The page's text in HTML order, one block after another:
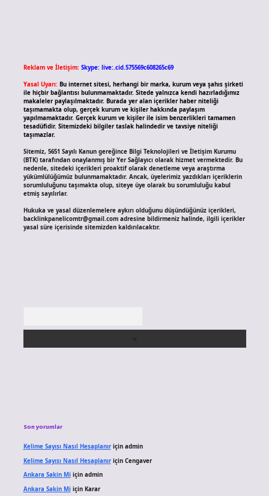
Reklam ve İletişim: Skype: live:.cid.575569c608265c69
Yasal Uyarı: Bu internet sitesi, herhangi bir marka, kurum veya şahıs şirketi
ile hiçbir bağlantısı bulunmamaktadır. Sitede yalnızca kendi hazırladığımız
makaleler paylaşılmaktadır. Burada yer alan içerikler haber niteliği
taşımamakta olup, gerçek kurum ve kişiler hakkında paylaşım
yapılmamaktadır. Gerçek kurum ve kişiler ile isim benzerlikleri tamamen
tesadüfidir. Sitemizdeki bilgiler taslak halindedir ve tavsiye niteliği
taşımazlar.
Sitemiz, 5651 Sayılı Kanun gereğince Bilgi Teknolojileri ve İletişim Kurumu
(BTK) tarafından onaylanmış bir Yer Sağlayıcı olarak hizmet vermektedir. Bu
nedenle, sitedeki içerikleri proaktif olarak denetleme veya araştırma
yükümlülüğümüz bulunmamaktadır. Ancak, üyelerimiz yazdıkları içeriklerin
sorumluluğunu taşımakta olup, siteye üye olarak bu sorumluluğu kabul
etmiş sayılırlar.
Hukuka ve yasal düzenlemelere aykırı olduğunu düşündüğünüz içerikleri,
backlinkpanelicomtr@gmail.comadresine bildirmeniz halinde, ilgili içerikler
yasal süre içerisinde sitemizden kaldırılacaktır.
Son yorumlar
Kelime Sayısı Nasıl Hesaplanıriçin admin
Kelime Sayısı Nasıl Hesaplanıriçin Cengaver
Ankara Sakin Miiçin admin
Ankara Sakin Miiçin Karar